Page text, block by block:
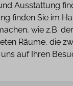
Ausstattung
finden Sie im
wie z.B.
Räume, die
auf Ihren